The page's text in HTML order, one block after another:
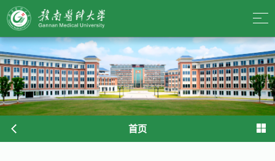
首页